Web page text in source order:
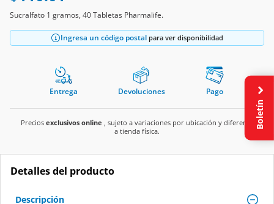
Sucralfato 1 gramos, 40 Tabletas Pharmalife.
Ingresa un código postal para ver disponibilidad
Entrega Devoluciones Pago
Precios exclusivos online , sujeto a variaciones por ubicación y diferente
a tienda física.
Detalles del producto
Descripción
Boletín